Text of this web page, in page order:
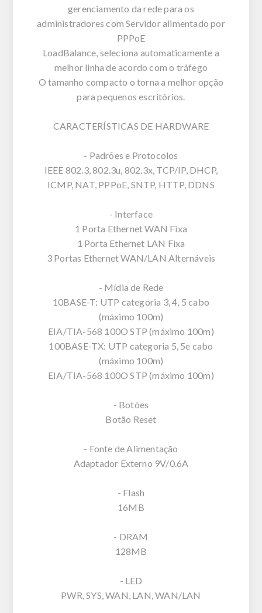
gerenciamento da rede para os
administradores com Servidor alimentado por
PPPoE
LoadBalance, seleciona automaticamente a
melhor linha de acordo com o tráfego
O tamanho compacto o torna a melhor opção
para pequenos escritórios.
CARACTERÍSTICAS DE HARDWARE
- Padrões e Protocolos
IEEE 802.3, 802.3u, 802.3x, TCP/IP, DHCP,
ICMP, NAT, PPPoE, SNTP, HTTP, DDNS
- Interface
1 Porta Ethernet WAN Fixa
1 Porta Ethernet LAN Fixa
3 Portas Ethernet WAN/LAN Alternáveis
- Mídia de Rede
10BASE-T: UTP categoria 3, 4, 5 cabo
(máximo 100m)
EIA/TIA-568 100O STP (máximo 100m)
100BASE-TX: UTP categoria 5, 5e cabo
(máximo 100m)
EIA/TIA-568 100O STP (máximo 100m)
- Botões
Botão Reset
- Fonte de Alimentação
Adaptador Externo 9V/0.6A
- Flash
16MB
- DRAM
128MB
- LED
PWR, SYS, WAN, LAN, WAN/LAN